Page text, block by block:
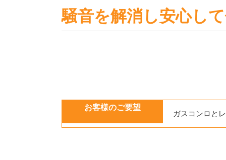
騒音を解消し安心し
お客様のご要望
ガスコンロと